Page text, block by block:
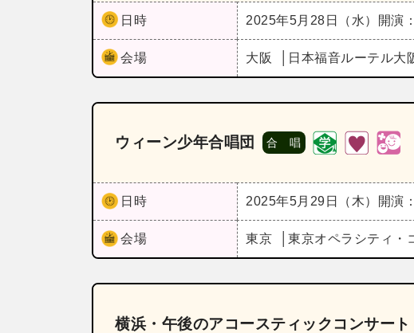
日時 2025年5月28日（水） 開演
会場 大阪 日本福音ルーテル大
ウィーン少年合唱団 合 唱
日時 2025年5月29日（木） 開演
会場 東京 東京オペラシティ・
横浜・午後のアコースティックコンサー